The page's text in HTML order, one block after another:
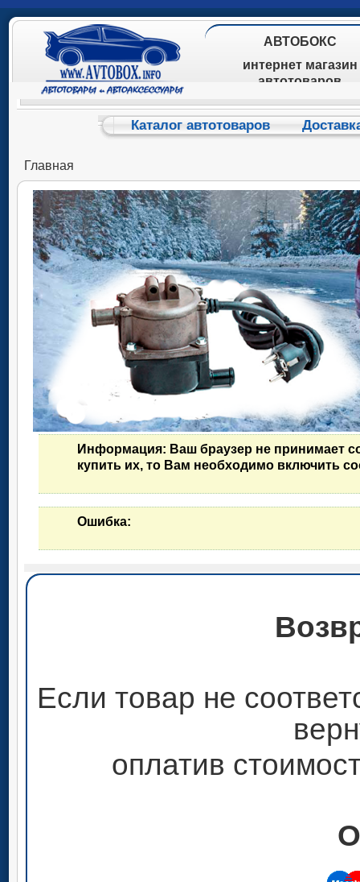
АВТОБОКС
интернет магазин
автотоваров
Каталог автотоваров
Главная
Информация: Ваш браузер не принимает
купить их, то Вам необходимо включить
Ошибка:
Если товар не
оплатив